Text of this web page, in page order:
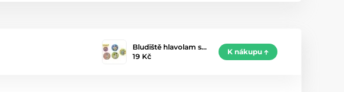
Bludiště hlavolam s…
19 Kč
K nákupu